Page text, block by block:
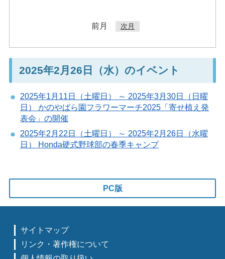
前月 次月
2025年2月26日（水）のイベント
2025年1月11日（土曜日） ～ 2025年3月30日（日曜
日） かのやばら園フラワーマーチ2025「寄せ植え発
表会」の開催
2025年2月22日（土曜日） ～ 2025年2月26日（水曜
日） Honda硬式野球部の春季キャンプ
PC版
サイトマップ
リンク・著作権について